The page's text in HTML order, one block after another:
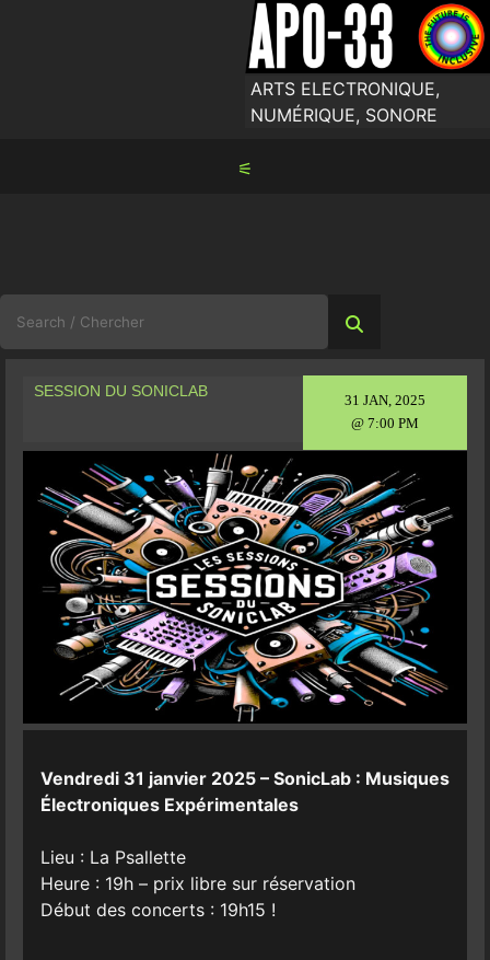
ARTS ELECTRONIQUE,
NUMÉRIQUE, SONORE
⚟
for:
31 JAN, 2025
@ 7:00 PM
SESSION DU SONICLAB
Vendredi 31 janvier 2025 – SonicLab : Musiques
Électroniques Expérimentales
Lieu : La Psallette
Heure : 19h – prix libre sur réservation
Début des concerts : 19h15 !